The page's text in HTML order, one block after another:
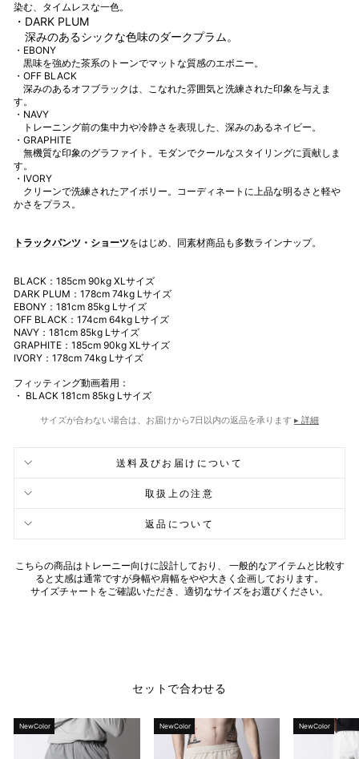
染む、タイムレスな一色。
・DARK PLUM
深みのあるシックな色味のダークプラム。
・EBONY
黒味を強めた茶系のトーンでマットな質感のエボニー。
・OFF BLACK
深みのあるオフブラックは、こなれた雰囲気と洗練された印象を与えま
す。
・NAVY
トレーニング前の集中力や冷静さを表現した、深みのあるネイビー。
・GRAPHITE
無機質な印象のグラファイト。モダンでクールなスタイリングに貢献しま
す。
・IVORY
クリーンで洗練されたアイボリー。コーディネートに上品な明るさと軽や
かさをプラス。
トラックパンツ ・ ショーツをはじめ、 同素材商品も多数ラインナップ。
BLACK：185cm 90kg XLサイズ
DARK PLUM： 178cm 74kg Lサイズ
EBONY ：181cm 85kg Lサイズ
OFF BLACK ：174cm 64kg Lサイズ
NAVY：181cm 85kg Lサイズ
GRAPHITE ：185cm 90kg XLサイズ
IVORY：178cm 74kg Lサイズ
フィッティング動画着用：
・ BLACK 181cm 85kg Lサイズ
サイズが合わない場合は、お届けから7日以内の返品を承ります ▸ 詳細
送料及びお届けについて
取扱上の注意
返品について
こちらの商品はトレーニー向けに設計しており、 一般的なアイテムと比較す
ると丈感は通常ですが身幅や肩幅をやや大きく企画しております。
サイズチャートをご確認いただき、適切なサイズをお選びください。
セットで合わせる
NewColor NewColor NewColor